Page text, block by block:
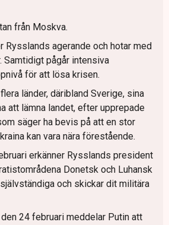
från Moskva.
Rysslands agerande och hotar med
Samtidigt pågår intensiva
för att lösa krisen.
flera länder, däribland Sverige, sina
att lämna landet, efter upprepade
säger ha bevis på att en stor
kan vara nära förestående.
erkänner Rysslands president
Donetsk och Luhansk
och skickar dit militära
24 februari meddelar Putin att